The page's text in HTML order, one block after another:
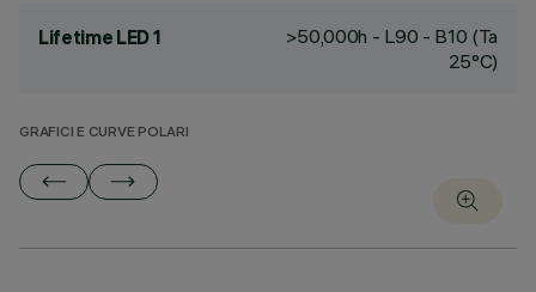
Lifetime LED 1
>50,000h - L90 - B10 (Ta
25°C)
GRAFICI E CURVE POLARI